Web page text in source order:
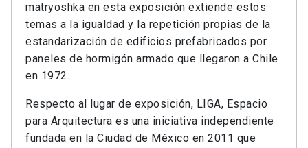
matryoshka en esta exposición extiende estos
temas a la igualdad y la repetición propias de la
estandarización de edificios prefabricados por
paneles de hormigón armado que llegaron a Chile
en 1972.
Respecto al lugar de exposición, LIGA, Espacio
para Arquitectura es una iniciativa independiente
fundada en la Ciudad de México en 2011 que